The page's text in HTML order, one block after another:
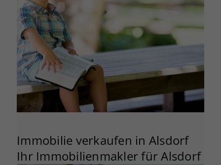
Immobilie verkaufen in Alsdorf
Ihr Immobilienmakler für Alsdorf